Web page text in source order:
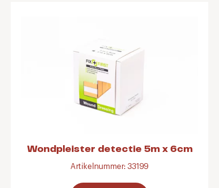
Wondpleister detectie 5m x 6cm
Artikelnummer: 33199